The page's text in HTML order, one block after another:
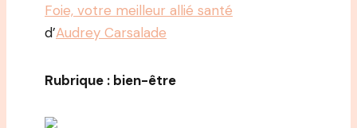
Foie, votre meilleur allié santé
d’Audrey Carsalade
Rubrique : bien-être